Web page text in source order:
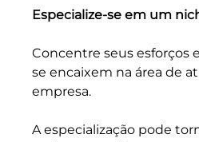
Especialize-se em um
Concentre seus esforços
se encaixem na área de
empresa.
A especialização pode